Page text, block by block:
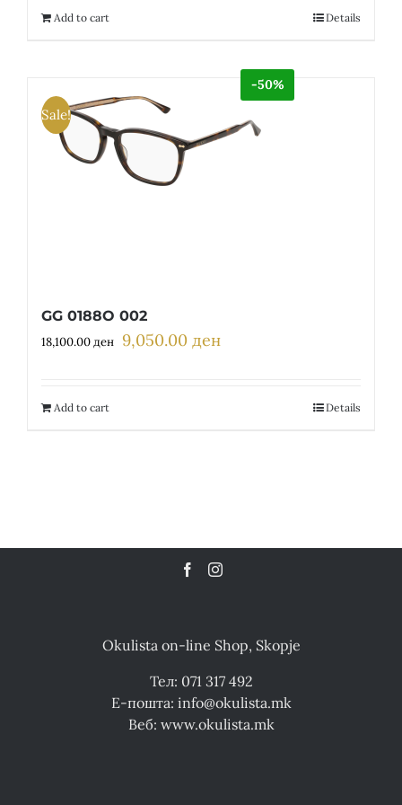
Add to cart Details
Sale!
-50%
GG 0188O 002
18,100.00ден Original
9,050.00 денCurrent
Add to cart Details
Okulista on-line Shop, Skopje
Тел: 071 317 492
Е-пошта: info@okulista.mk
Веб: www.okulista.mk